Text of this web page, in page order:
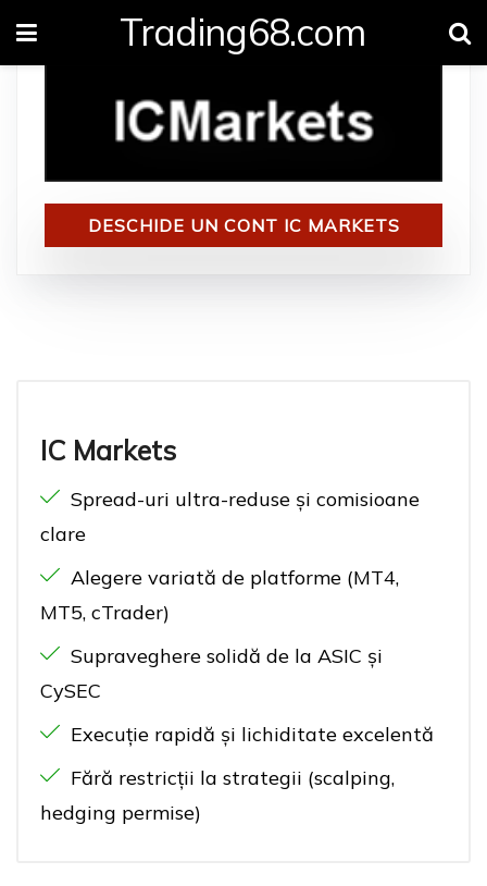
Trading68.com
DESCHIDE UN CONT IC MARKETS
IC Markets
Spread-uri ultra-reduse și comisioane
clare
Alegere variată de platforme (MT4,
MT5, cTrader)
Supraveghere solidă de la ASIC și
CySEC
Execuție rapidă și lichiditate excelentă
Fără restricții la strategii (scalping,
hedging permise)